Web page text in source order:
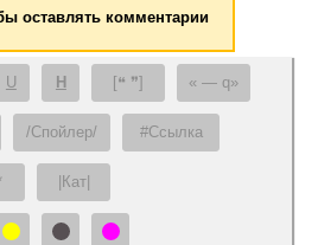
оставлять комментарии
U H [❝ ❞] — q
/Спойлер/ #Ссылка
|Кат|